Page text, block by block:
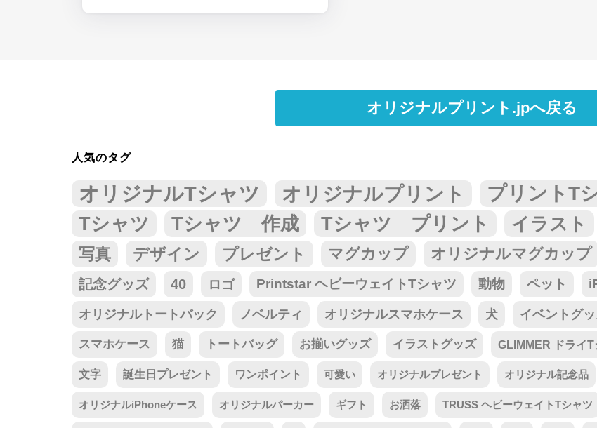
オリジナルプリント.jpへ戻る
人気のタグ
オリジナルTシャツ オリジナルプリント プリントT
Tシャツ
Tシャツ 作成 Tシャツ プリント イラスト
写真 デザイン プレゼント マグカップ オリジナルマグカップ
記念グッズ
40 ロゴ Printstar ヘビーウェイトTシャツ 動物 ペット
オリジナルトートバック ノベルティ オリジナルスマホケース 犬 イベントグ
スマホケース 猫 トートバッグ お揃いグッズ イラストグッズ GLIMMER ドライT
文字 誕生日プレゼント ワンポイント 可愛い オリジナルプレゼント オリジナル記念品
オリジナルiPhoneケース オリジナルパーカー ギフト お洒落 TRUSS ヘビーウェイトTシャツ